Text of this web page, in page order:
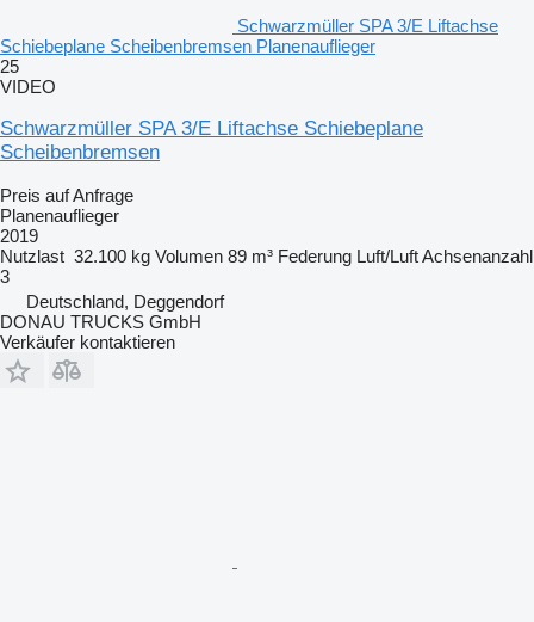
Schwarzmüller SPA 3/E Liftachse
Schiebeplane Scheibenbremsen Planenauflieger
25
VIDEO
Schwarzmüller SPA 3/E Liftachse Schiebeplane
Scheibenbremsen
Preis auf Anfrage
Planenauflieger
2019
Nutzlast 32.100 kg Volumen 89 m³ Federung Luft/LuftAchsenanzahl
3
Deutschland, Deggendorf
DONAU TRUCKS GmbH
Verkäufer kontaktieren